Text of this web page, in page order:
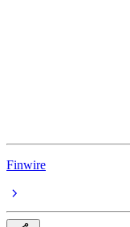
Finwire